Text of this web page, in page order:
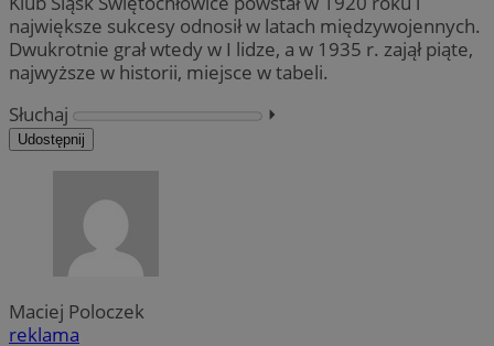
największe sukcesy odnosił w latach międzywojennych.
Dwukrotnie grał wtedy w I lidze, a w 1935 r. zajął piąte,
najwyższe w historii, miejsce w tabeli.
Słuchaj
⏵︎
Udostępnij
Maciej Poloczek
reklama